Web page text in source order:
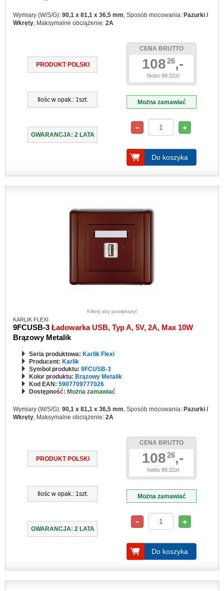
Wymiary (W/S/G): 90,1 x 81,1 x 36,5 mm, Sposób mocowania: Pazurki /
Wkręty, Maksymalne obciążenie: 2A
PRODUKT POLSKI
Ilośc w opak.: 1szt.
GWARANCJA: 2 LATA
CENA BRUTTO
10826,-
Netto 88.02zł
Można zamawiać
Do koszyka
Kliknij aby powiększyć
KARLIK FLEXI
9FCUSB-3 Ładowarka USB, Typ A, 5V, 2A, Max 10W
Brązowy Metalik
Seria produktowa: Karlik Flexi
Producent: Karlik
Symbol produktu: 9FCUSB-3
Kolor produktu: Brązowy Metalik
Kod EAN: 5907709777026
Dostępność: Można zamawiać
Wymiary (W/S/G): 90,1 x 81,1 x 36,5 mm, Sposób mocowania: Pazurki /
Wkręty, Maksymalne obciążenie: 2A
PRODUKT POLSKI
Ilośc w opak.: 1szt.
GWARANCJA: 2 LATA
CENA BRUTTO
10826,-
Netto 88.02zł
Można zamawiać
Do koszyka